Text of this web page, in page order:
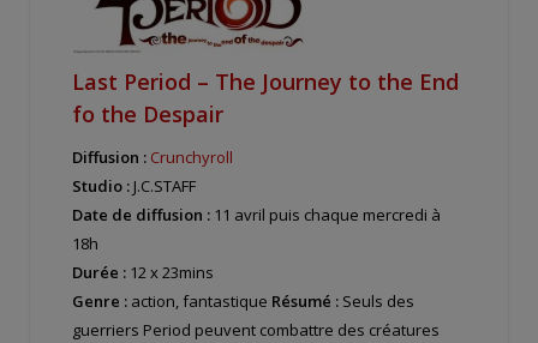
Last Period – The Journey to the End
fo the Despair
Diffusion : Crunchyroll
Studio : J.C.STAFF
Date de diffusion : 11 avril puis chaque mercredi à
18h
Durée : 12 x 23mins
Genre : action, fantastique Résumé : Seuls des
guerriers Period peuvent combattre des créatures